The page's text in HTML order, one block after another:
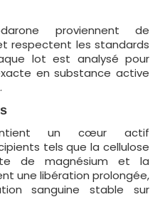
proviennent de
respectent les standards
lot est analysé pour
en substance active
un cœur actif
tels que la cellulose
de magnésium et la
une libération prolongée,
sanguine stable sur